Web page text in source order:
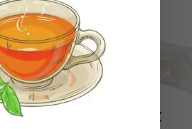
Sticks Blancos: